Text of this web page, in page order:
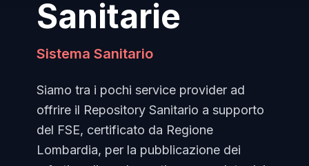
Sanitarie
Sistema Sanitario
Siamo tra i pochi service provider ad
offrire il Repository Sanitario a supporto
del FSE, certificato da Regione
Lombardia, per la pubblicazione dei